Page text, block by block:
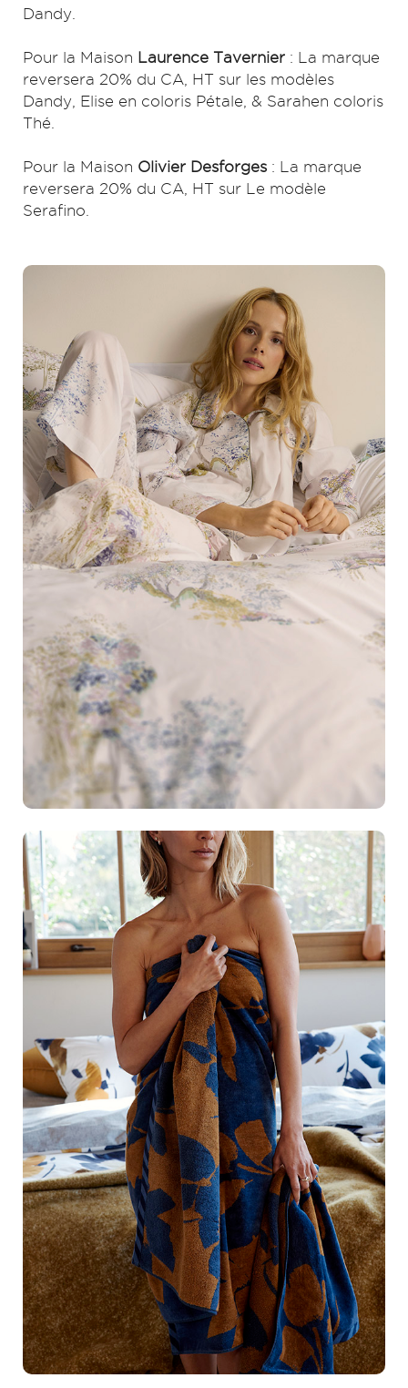
Dandy.
Pour la Maison Laurence Tavernier : La marque
reversera 20% du CA, HT sur les modèles
Dandy, Elise en coloris Pétale, & Sarahen coloris
Thé.
Pour la Maison Olivier Desforges : La marque
reversera 20% du CA, HT sur Le modèle
Serafino.